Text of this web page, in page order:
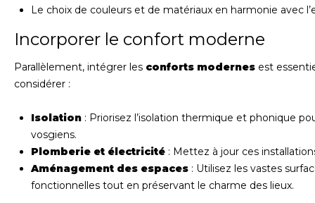
Le choix de couleurs et de matériaux en harmonie avec
Incorporer le confort moderne
Parallèlement, intégrer les conforts modernes est
considérer :
Isolation : Priorisez l’isolation thermique et phonique
vosgiens.
Plomberie et électricité : Mettez à jour ces
Aménagement des espaces : Utilisez les vastes
fonctionnelles tout en préservant le charme des lieux.